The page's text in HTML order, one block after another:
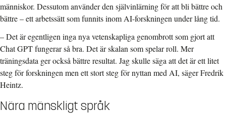
människor. Dessutom använder den självinlärning för att bli bättre och
bättre – ett arbetssätt som funnits inom AI-forskningen under lång tid.
– Det är egentligen inga nya vetenskapliga genombrott som gjort att
Chat GPT fungerar så bra. Det är skalan som spelar roll. Mer
träningsdata ger också bättre resultat. Jag skulle säga att det är ett litet
steg för forskningen men ett stort steg för nyttan med AI, säger Fredrik
Heintz.
Nära mänskligt språk